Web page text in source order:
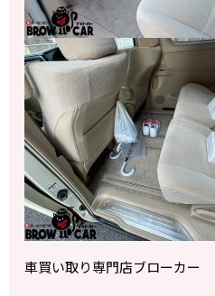
車買い取り専門店ブローカー